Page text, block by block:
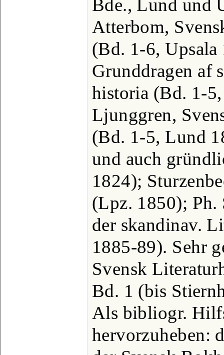
Bde., Lund und
Atterbom,
(Bd. 1-6,
Grunddragen af
historia (Bd. 1-
Ljunggren,
(Bd. 1-5, Lund
und auch
1824);
(Lpz. 1850); Ph.
der skandinav.
1885-89). Sehr
Svensk
Bd. 1 (bis
Als bibliogr.
hervorzuheben: